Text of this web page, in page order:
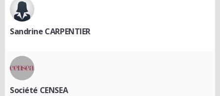
Sandrine CARPENTIER
Société CENSEA